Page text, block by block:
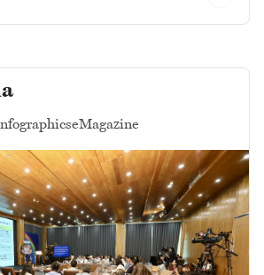
eMagazine